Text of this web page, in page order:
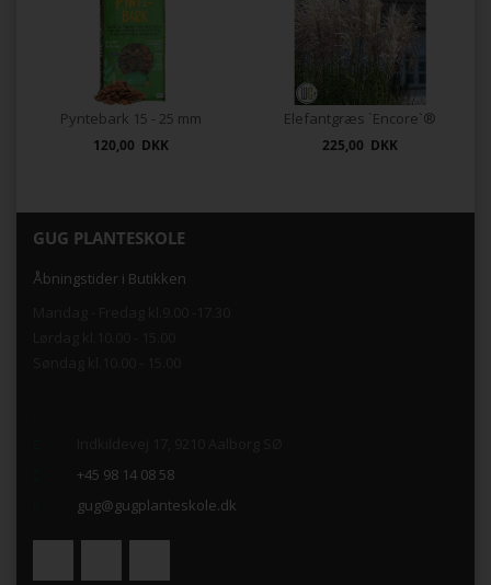
Pyntebark 15 - 25 mm
120,00 DKK
Elefantgræs `Encore`®
225,00 DKK
GUG PLANTESKOLE
Åbningstider i Butikken
+45 98 14 08 58
gug@gugplanteskole.dk